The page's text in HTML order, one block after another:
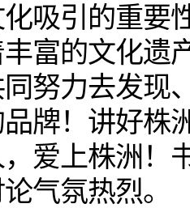
吸引的重要
富的文化遗
努力去发现
牌！讲好株
爱上株洲！
气氛热烈。